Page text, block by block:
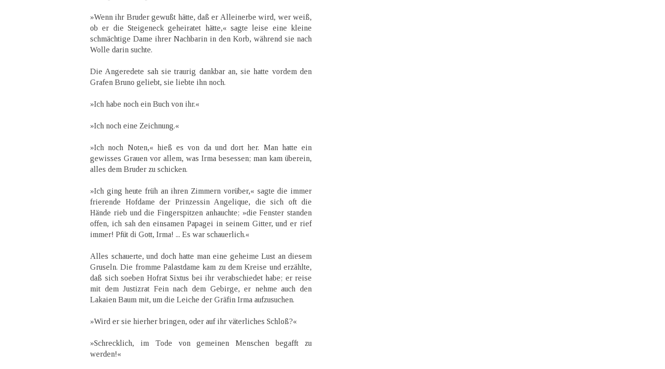
»Wenn ihr Bruder gewußt hätte, daß er Alleinerbe wird, wer weiß,
ob er die Steigeneck geheiratet hätte,« sagte leise eine kleine
schmächtige Dame ihrer Nachbarin in den Korb, während sie nach
Wolle darin suchte.
Die Angeredete sah sie traurig dankbar an, sie hatte vordem den
Grafen Bruno geliebt, sie liebte ihn noch.
»Ich habe noch ein Buch von ihr.«
»Ich noch eine Zeichnung.«
»Ich noch Noten,« hieß es von da und dort her. Man hatte ein
gewisses Grauen vor allem, was Irma besessen; man kam überein,
alles dem Bruder zu schicken.
»Ich ging heute früh an ihren Zimmern vorüber,« sagte die immer
frierende Hofdame der Prinzessin Angelique, die sich oft die
Hände rieb und die Fingerspitzen anhauchte; »die Fenster standen
offen, ich sah den einsamen Papagei in seinem Gitter, und er rief
immer! Pfüt di Gott, Irma! ... Es war schauerlich.«
Alles schauerte, und doch hatte man eine geheime Lust an diesem
Gruseln. Die fromme Palastdame kam zu dem Kreise und erzählte,
daß sich soeben Hofrat Sixtus bei ihr verabschiedet habe; er reise
mit dem Justizrat Fein nach dem Gebirge, er nehme auch den
Lakaien Baum mit, um die Leiche der Gräfin Irma aufzusuchen.
»Wird er sie hierher bringen, oder auf ihr väterliches Schloß?«
»Schrecklich, im Tode von gemeinen Menschen begafft zu
werden!«